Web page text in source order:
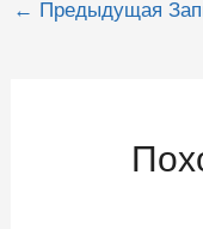
← Предыдущая